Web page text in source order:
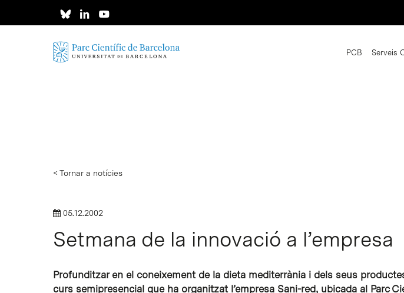
Intro per buscar o ESC per tancar
PCB Serveis
< Tornar a notícies
05.12.2002
Setmana de la innovació a l’empresa
Profunditzar en el coneixement de la dieta mediterrània i dels seus
curs semipresencial que ha organitzat l’empresa Sani-red, ubicada al Parc